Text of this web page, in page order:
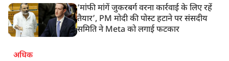
‘मांफी मांगें जुकरबर्ग वरना कार्रवाई के लिए रहें
तैयार’, PM मोदी की पोस्ट हटाने पर संसदीय
समिति ने Meta को लगाई फटकार
अधिक